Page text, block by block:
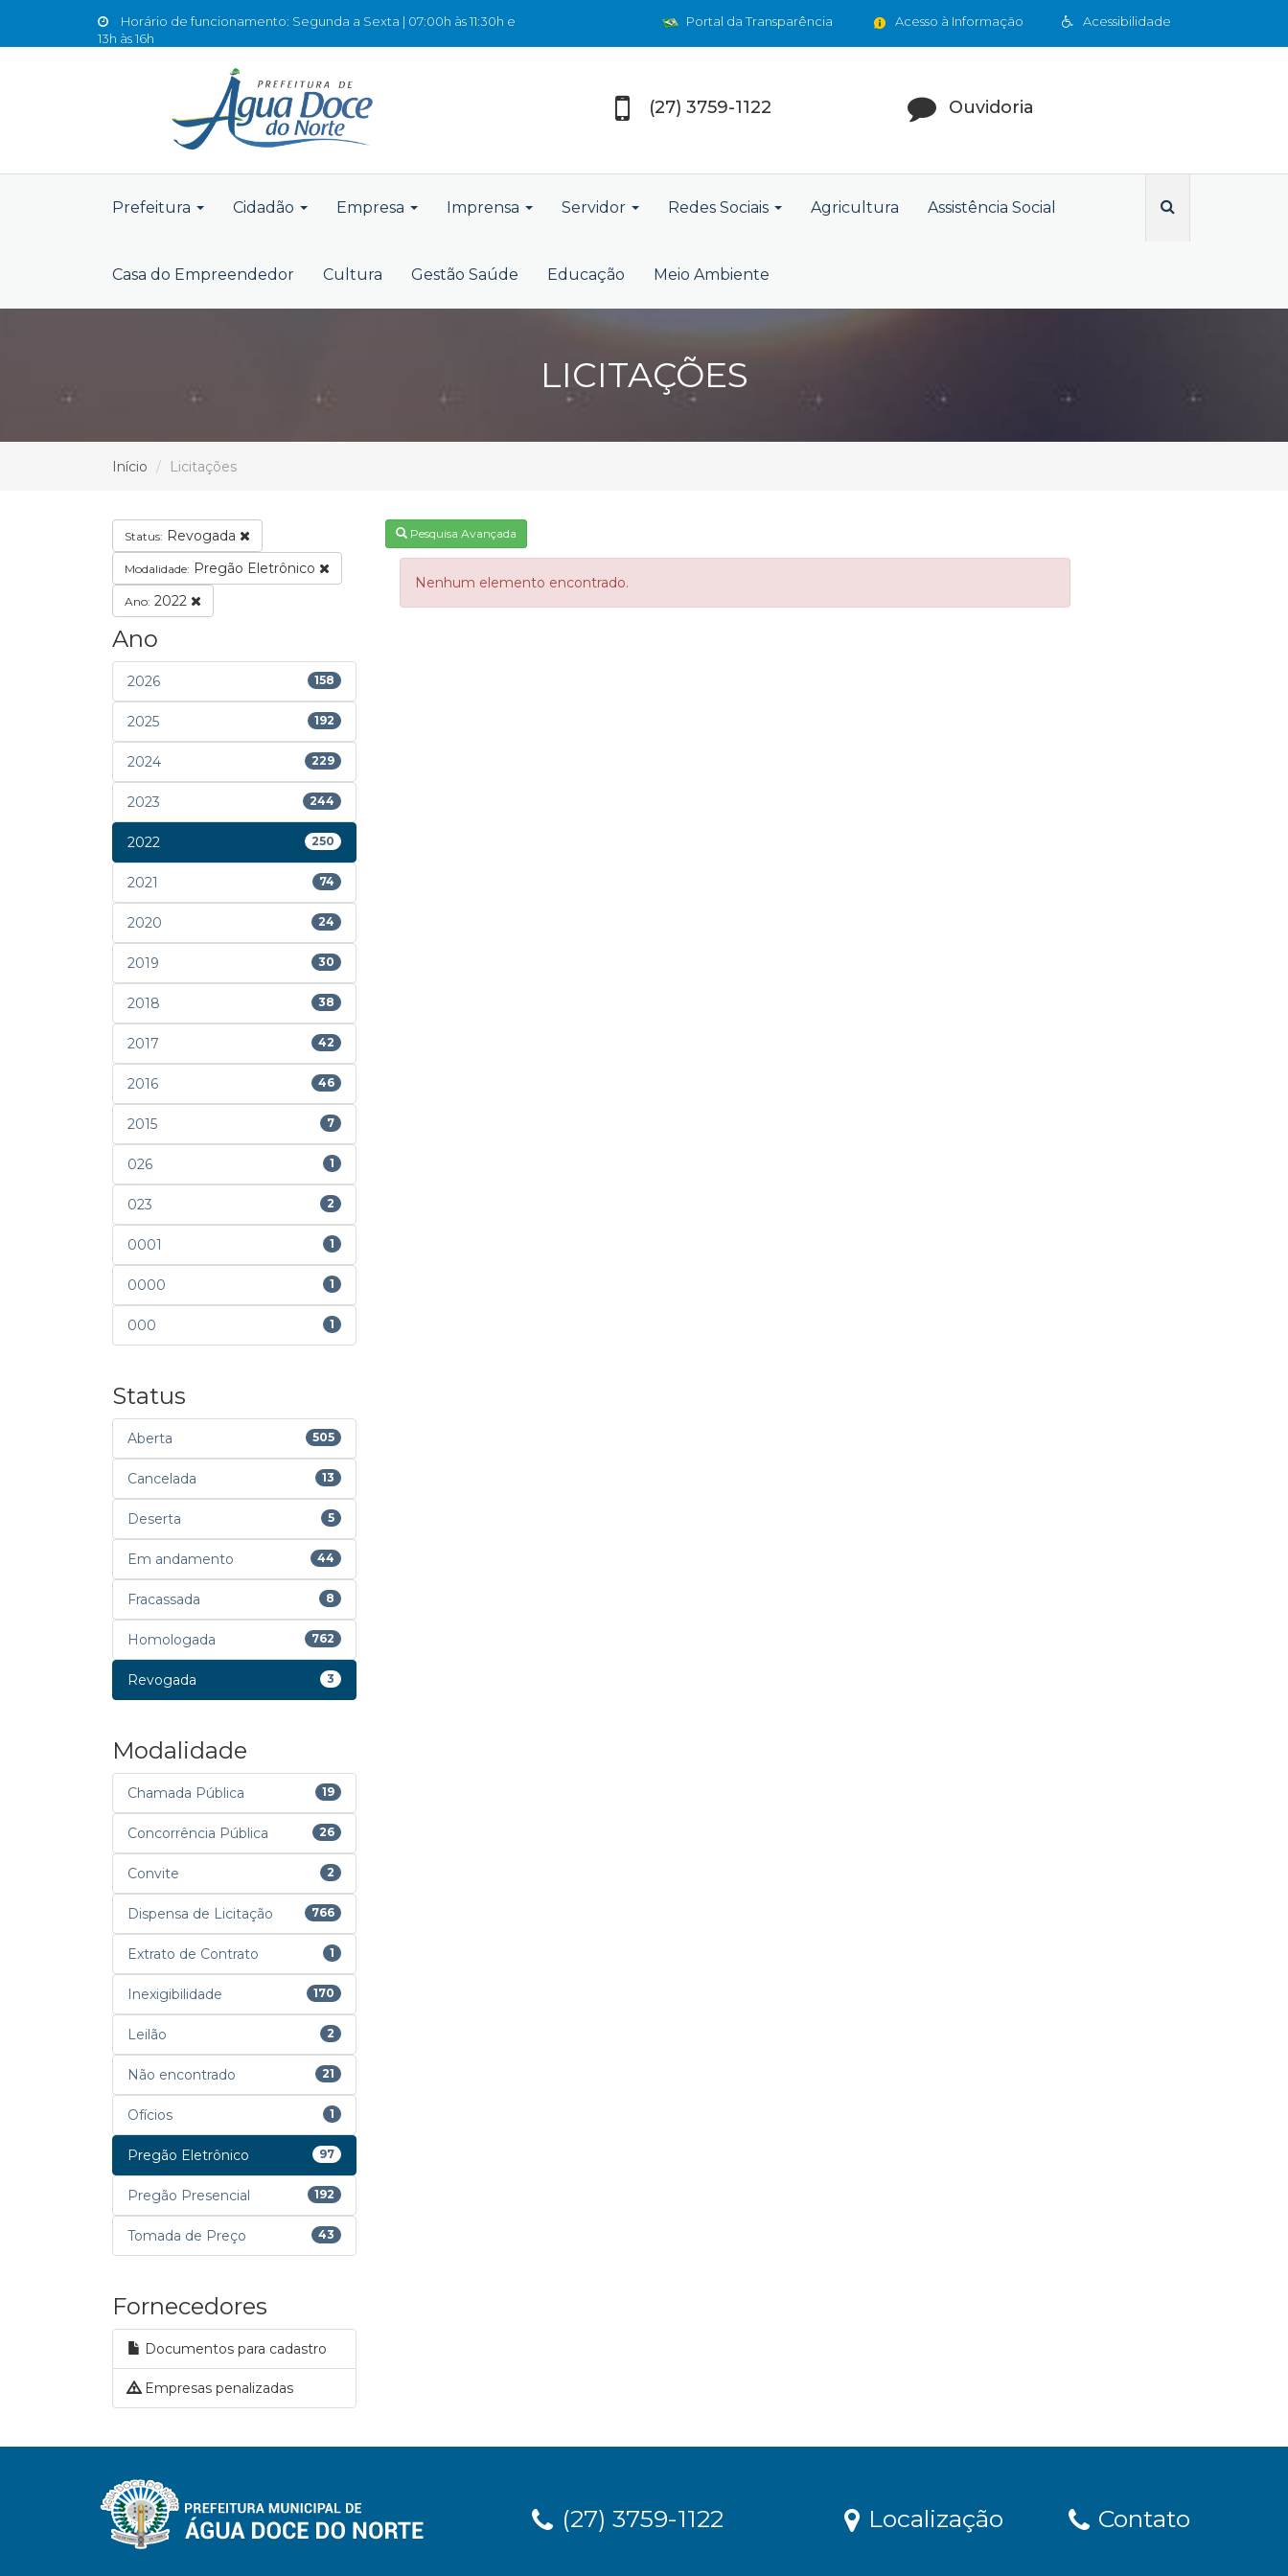
Horário de funcionamento: Segunda a Sexta | 07:00h às 11:30h e
13h às 16h
Acessibilidade
Acesso à Informação
Portal da Transparência
(27) 3759-1122 Ouvidoria
Prefeitura Cidadão Empresa Imprensa Servidor Redes Sociais Agricultura Assistência Social
Casa do Empreendedor Cultura Gestão Saúde Educação Meio Ambiente
LICITAÇÕES
Início Licitações
Status: Revogada
Modalidade: Pregão Eletrônico
Ano: 2022
Ano
2026 158
2025 192
2024 229
2023 244
2022 250
2021 74
2020 24
2019 30
2018 38
2017 42
2016 46
2015 7
026 1
023 2
0001 1
0000 1
000 1
Status
Aberta 505
Cancelada 13
Deserta 5
Em andamento 44
Fracassada 8
Homologada 762
Revogada 3
Modalidade
Chamada Pública 19
Concorrência Pública 26
Convite 2
Dispensa de Licitação 766
Extrato de Contrato 1
Inexigibilidade 170
Leilão 2
Não encontrado 21
Ofícios 1
Pregão Eletrônico 97
Pregão Presencial 192
Tomada de Preço 43
Fornecedores
Documentos para cadastro
Empresas penalizadas
Pesquisa Avançada
Nenhum elemento encontrado.
(27) 3759-1122 Localização Contato